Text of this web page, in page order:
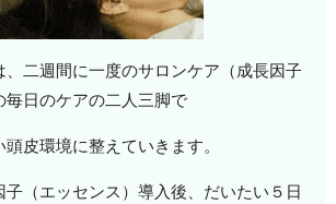
、二週間に一度のサロンケア（成長因子
毎日のケアの二人三脚で
皮環境に整えていきます。
（エッセンス）導入後、だいたい５日